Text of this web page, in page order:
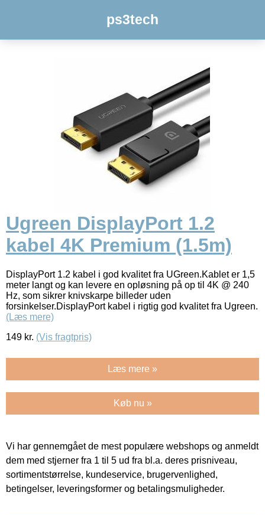
ps3tech
Ugreen DisplayPort 1.2
kabel 4K Premium (1.5m)
DisplayPort 1.2 kabel i god kvalitet fra UGreen.Kablet er 1,5
meter langt og kan levere en opløsning på op til 4K @ 240
Hz, som sikrer knivskarpe billeder uden
forsinkelser.DisplayPort kabel i rigtig god kvalitet fra Ugreen.
(Læs mere)
149 kr. (Vis fragtpris)
Læs mere »
Køb nu »
Vi har gennemgået de mest populære webshops og anmeldt
dem med stjerner fra 1 til 5 ud fra bl.a. deres prisniveau,
sortimentstørrelse, kundeservice, brugervenlighed,
betingelser, leveringsformer og betalingsmuligheder.